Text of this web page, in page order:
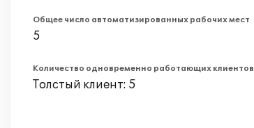
Общее число автоматизированных рабочих мест
5
Количество одновременно работающих клиентов
Толстый клиент: 5